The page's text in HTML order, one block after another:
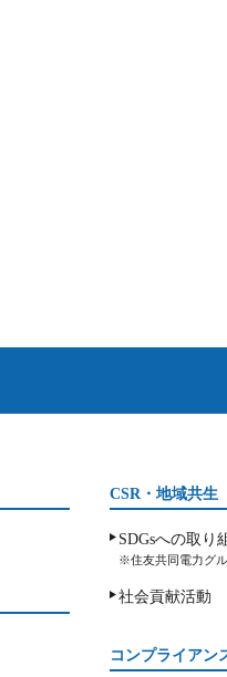
CSR・地域共生
SDGsへの取り
※住友共同電力グ
社会貢献活動
コンプライアン